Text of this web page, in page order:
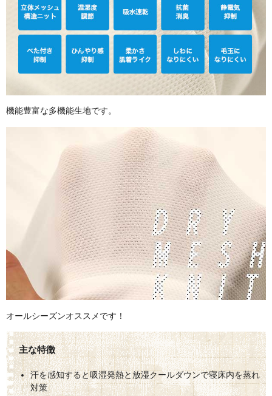
機能豊富な多機能生地です。
オールシーズンオススメです！
汗を感知すると吸湿発熱と放湿クールダウンで寝床内を蒸れ
対策